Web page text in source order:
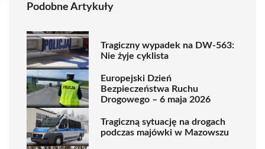
Podobne Artykuły
Tragiczny wypadek na DW-563:
Nie żyje cyklista
Europejski Dzień
Bezpieczeństwa Ruchu
Drogowego – 6 maja 2026
Tragiczną sytuację na drogach
podczas majówki w Mazowszu